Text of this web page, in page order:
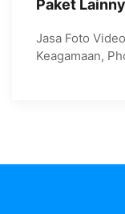
Paket
Jasa Foto
Keagamaan,